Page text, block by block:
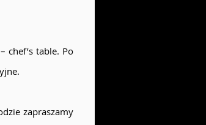
chef’s table. Po
zapraszamy